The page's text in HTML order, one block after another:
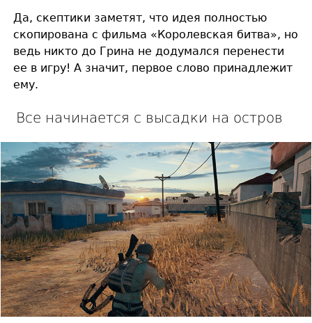
Да, скептики заметят, что идея полностью
скопирована с фильма «Королевская битва», но
ведь никто до Грина не додумался перенести
ее в игру! А значит, первое слово принадлежит
ему.
Все начинается с высадки на остров